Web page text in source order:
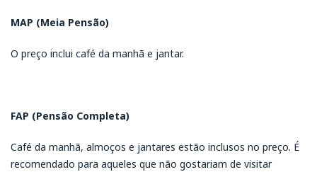
MAP (Meia Pensão)
O preço inclui café da manhã e jantar.
FAP (Pensão Completa)
Café da manhã, almoços e jantares estão inclusos no preço. É
recomendado para aqueles que não gostariam de visitar